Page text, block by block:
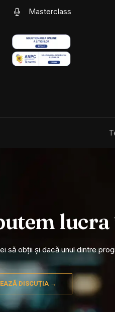
Masterclass
să obții și dacă unul dintre
DISCUȚIA →